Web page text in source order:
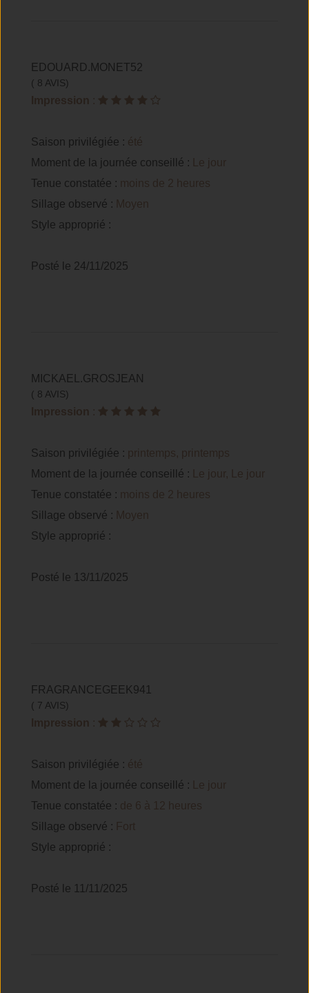
EDOUARD.MONET52
( 8 AVIS)
Impression :
Saison privilégiée : été
Moment de la journée conseillé :
Le jour
Tenue constatée :
moins de 2 heures
Sillage observé : Moyen
Style approprié :
Posté le 24/11/2025
MICKAEL.GROSJEAN
( 8 AVIS)
Impression :
Saison privilégiée : printemps, printemps
Moment de la journée conseillé :
Le jour, Le jour
Tenue constatée :
moins de 2 heures
Sillage observé : Moyen
Style approprié :
Posté le 13/11/2025
FRAGRANCEGEEK941
( 7 AVIS)
Impression :
Saison privilégiée : été
Moment de la journée conseillé :
Le jour
Tenue constatée : de 6 à 12 heures
Sillage observé : Fort
Style approprié :
Posté le 11/11/2025